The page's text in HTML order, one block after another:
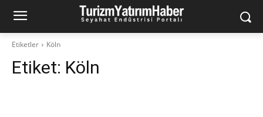
Etiketler Köln
Etiket: Köln